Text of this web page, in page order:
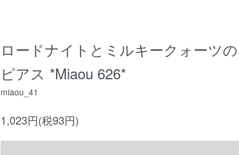
ロードナイトとミルキークォーツの
ピアス *Miaou 626*
miaou_41
1,023円(税93円)